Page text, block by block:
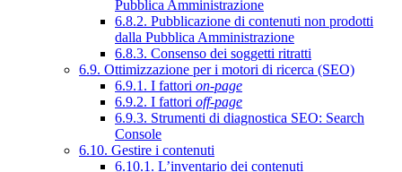
Pubblica Amministrazione
6.8.2. Pubblicazione di contenuti non prodotti
dalla Pubblica Amministrazione
6.8.3. Consenso dei soggetti ritratti
6.9. Ottimizzazione per i motori di ricerca (SEO)
6.9.1. I fattori on-page
6.9.2. I fattori off-page
6.9.3. Strumenti di diagnostica SEO: Search
Console
6.10. Gestire i contenuti
6.10.1. L’inventario dei contenuti